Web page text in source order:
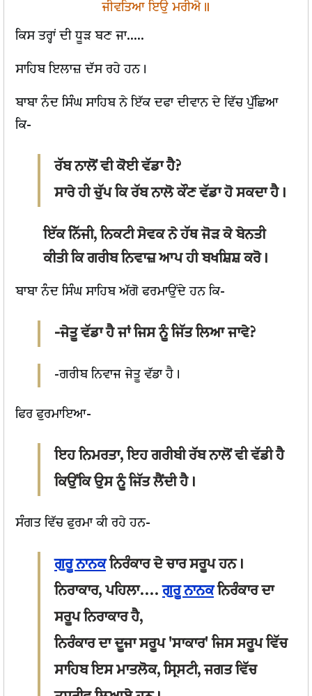
ਜੀਵਤਿਆ ਇਉ ਮਰੀਐ॥
ਕਿਸ ਤਰ੍ਹਾਂ ਦੀ ਧੂੜ ਬਣ ਜਾ.....
ਸਾਹਿਬ ਇਲਾਜ਼ ਦੱਸ ਰਹੇ ਹਨ।
ਬਾਬਾ ਨੰਦ ਸਿੰਘ ਸਾਹਿਬ ਨੇ ਇੱਕ ਦਫਾ ਦੀਵਾਨ ਦੇ ਵਿੱਚ ਪੁੱਛਿਆ
ਕਿ-
ਰੱਬ ਨਾਲੋਂ ਵੀ ਕੋਈ ਵੱਡਾ ਹੈ?
ਸਾਰੇ ਹੀ ਚੁੱਪ ਕਿ ਰੱਬ ਨਾਲੋ ਕੌਣ ਵੱਡਾ ਹੋ ਸਕਦਾ ਹੈ।
ਇੱਕ ਨਿੱਜੀ, ਨਿਕਟੀ ਸੇਵਕ ਨੇ ਹੱਥ ਜੋੜ ਕੇ ਬੇਨਤੀ
ਕੀਤੀ ਕਿ ਗਰੀਬ ਨਿਵਾਜ਼ ਆਪ ਹੀ ਬਖਸ਼ਿਸ਼ ਕਰੋ।
ਬਾਬਾ ਨੰਦ ਸਿੰਘ ਸਾਹਿਬ ਅੱਗੋ ਫਰਮਾਉਂਦੇ ਹਨ ਕਿ-
-ਜੇਤੂ ਵੱਡਾ ਹੈ ਜਾਂ ਜਿਸ ਨੂੰ ਜਿੱਤ ਲਿਆ ਜਾਵੇ?
-ਗਰੀਬ ਨਿਵਾਜ ਜੇਤੂ ਵੱਡਾ ਹੈ।
ਫਿਰ ਫੁਰਮਾਇਆ-
ਇਹ ਨਿਮਰਤਾ, ਇਹ ਗਰੀਬੀ ਰੱਬ ਨਾਲੋਂ ਵੀ ਵੱਡੀ ਹੈ
ਕਿਉਂਕਿ ਉਸ ਨੂੰ ਜਿੱਤ ਲੈਂਦੀ ਹੈ।
ਸੰਗਤ ਵਿੱਚ ਫੁਰਮਾ ਕੀ ਰਹੇ ਹਨ-
ਗੁਰੂ ਨਾਨਕਨਿਰੰਕਾਰ ਦੇ ਚਾਰ ਸਰੂਪ ਹਨ।
ਨਿਰਾਕਾਰ, ਪਹਿਲਾ....ਗੁਰੂ ਨਾਨਕਨਿਰੰਕਾਰ ਦਾ
ਸਰੂਪ ਨਿਰਾਕਾਰ ਹੈ,
ਨਿਰੰਕਾਰ ਦਾ ਦੂਜਾ ਸਰੂਪ 'ਸਾਕਾਰ' ਜਿਸ ਸਰੂਪ ਵਿੱਚ
ਸਾਹਿਬ ਇਸ ਮਾਤਲੋਕ, ਸ੍ਰਿਸਟੀ, ਜਗਤ ਵਿੱਚ